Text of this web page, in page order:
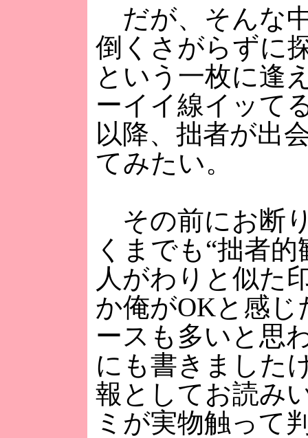
だが、そんな
倒くさがらずに
という一枚に逢
ーイイ線イッて
以降、拙者が出
てみたい。
その前にお断
くまでも“拙者
人がわりと似た
か俺がOKと感
ースも多いと思
にも書きました
報としてお読み
ミが実物触っ